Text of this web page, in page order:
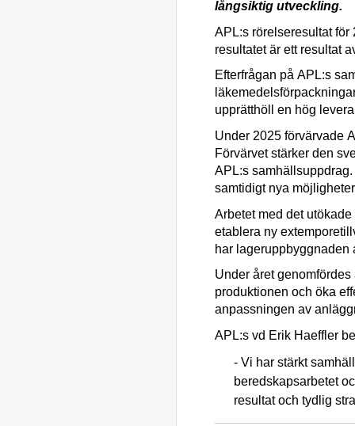
långsiktig utveckling.
APL:s rörelseresultat
resultatet är ett resultat
Efterfrågan på APL:s
upprätthöll en hög
Under 2025 förvärvade
Förvärvet stärker den
APL:s
samtidigt nya
Arbetet med det
etablera ny
har lageruppbyggnaden
Under året
produktionen och öka
anpassningen av
APL:s vd Erik Haeffler
- Vi har stärkt
beredskapsarbetet
resultat och tydlig